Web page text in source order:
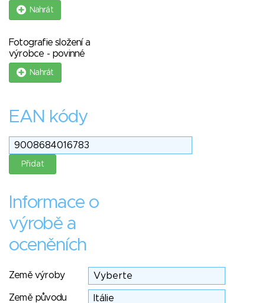
Nahrát
Fotografie složení a
výrobce - povinné
Nahrát
EAN kódy
Informace o
výrobě a
oceněních
Země výroby
Země původu